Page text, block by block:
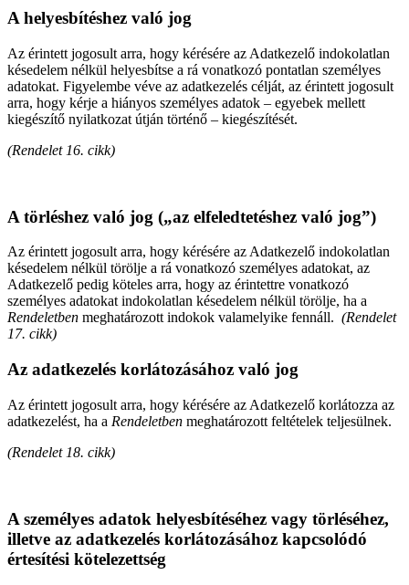
A helyesbítéshez való jog
Az érintett jogosult arra, hogy kérésére az Adatkezelő indokolatlan
késedelem nélkül helyesbítse a rá vonatkozó pontatlan személyes
adatokat. Figyelembe véve az adatkezelés célját, az érintett jogosult
arra, hogy kérje a hiányos személyes adatok – egyebek mellett
kiegészítő nyilatkozat útján történő – kiegészítését.
(Rendelet 16. cikk)
A törléshez való jog („az elfeledtetéshez való jog”)
Az érintett jogosult arra, hogy kérésére az Adatkezelő indokolatlan
késedelem nélkül törölje a rá vonatkozó személyes adatokat, az
Adatkezelő pedig köteles arra, hogy az érintettre vonatkozó
személyes adatokat indokolatlan késedelem nélkül törölje, ha a
Rendeletben meghatározott indokok valamelyike fennáll. (Rendelet
17. cikk)
Az adatkezelés korlátozásához való jog
Az érintett jogosult arra, hogy kérésére az Adatkezelő korlátozza az
adatkezelést, ha a Rendeletben meghatározott feltételek teljesülnek.
(Rendelet 18. cikk)
A személyes adatok helyesbítéséhez vagy törléséhez,
illetve az adatkezelés korlátozásához kapcsolódó
értesítési kötelezettség